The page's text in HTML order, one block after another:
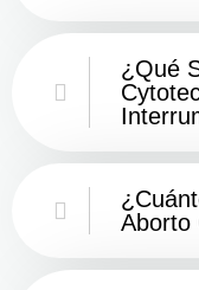
¿Qué
Aborto